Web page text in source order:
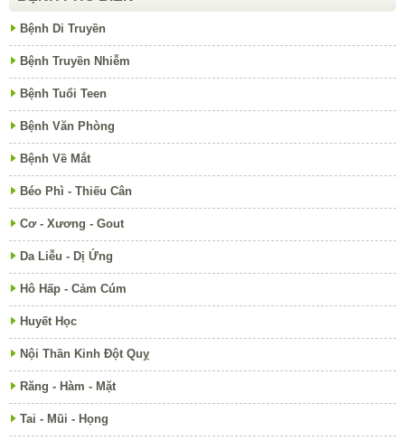
Bệnh Di Truyền
Bệnh Truyền Nhiễm
Bệnh Tuổi Teen
Bệnh Văn Phòng
Bệnh Về Mắt
Béo Phì - Thiếu Cân
Cơ - Xương - Gout
Da Liễu - Dị Ứng
Hô Hấp - Cảm Cúm
Huyết Học
Nội Thần Kinh Đột Quỵ
Răng - Hàm - Mặt
Tai - Mũi - Họng